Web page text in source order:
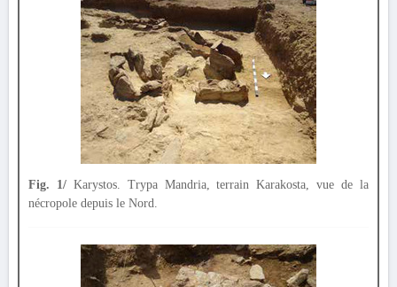
Fig. 1/Karystos. Trypa Mandria, terrain Karakosta, vue de la
nécropole depuis le Nord.